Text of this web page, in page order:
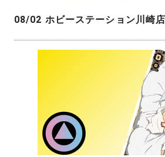
08/02 ホビーステーション川崎